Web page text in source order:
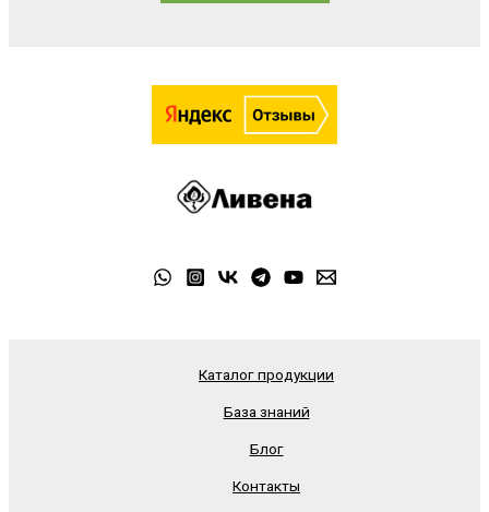
Каталог продукции
База знаний
Блог
Контакты